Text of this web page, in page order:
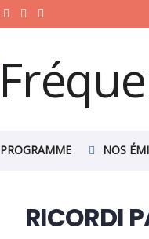
PROGRAMME NOS
RICORDI